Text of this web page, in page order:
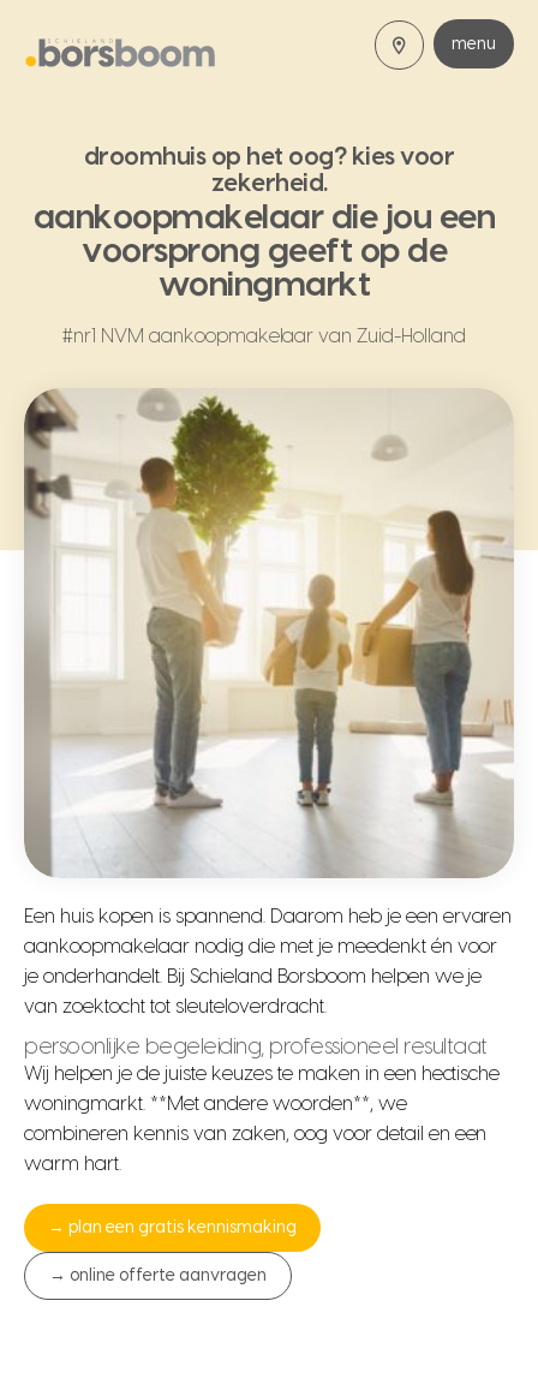
menu
droomhuis op het oog? kies voor
zekerheid.
aankoopmakelaar die jou een
voorsprong geeft op de
woningmarkt
#nr1 NVM aankoopmakelaar van Zuid-Holland
Een huis kopen is spannend. Daarom heb je een ervaren
aankoopmakelaar nodig die met je meedenkt én voor
je onderhandelt. Bij Schieland Borsboom helpen we je
van zoektocht tot sleuteloverdracht.
persoonlijke begeleiding, professioneel resultaat
Wij helpen je de juiste keuzes te maken in een hectische
woningmarkt. **Met andere woorden**, we
combineren kennis van zaken, oog voor detail en een
warm hart.
→ plan een gratis kennismaking
→ online offerte aanvragen